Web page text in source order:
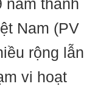
năm thành
Nam (PV
rộng lẫn
vi hoạt